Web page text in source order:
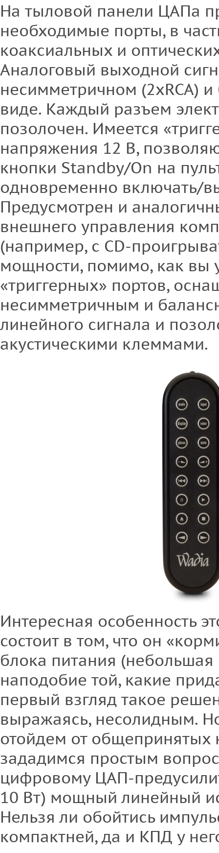
На тыловой панели ЦАПа
необходимые порты, в
коаксиальных и
Аналоговый выходной
несимметричном (2xRCA)
виде. Каждый разъем
позолочен. Имеется
напряжения 12 В,
кнопки Standby/On на
одновременно включать/
Предусмотрен и
внешнего управления
(например, с CD-
мощности, помимо, как вы
«триггерных» портов,
несимметричным и
линейного сигнала и
акустическими клеммами.
Интересная особенность
состоит в том, что он
блока питания (небольшая
наподобие той, какие
первый взгляд такое
выражаясь, несолидным.
отойдем от общепринятых
зададимся простым
цифровому ЦАП-
10 Вт) мощный линейный
Нельзя ли обойтись
компактней, да и КПД у